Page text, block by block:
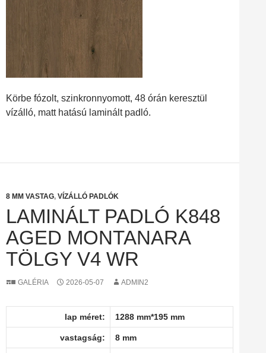
Körbe fózolt, szinkronnyomott, 48 órán keresztül
vízálló, matt hatású laminált padló.
8 MM VASTAG, VÍZÁLLÓ PADLÓK
LAMINÁLT PADLÓ K848
AGED MONTANARA
TÖLGY V4 WR
GALÉRIA 2026-05-07 ADMIN2
lap méret: 1288 mm*195 mm
vastagság: 8 mm